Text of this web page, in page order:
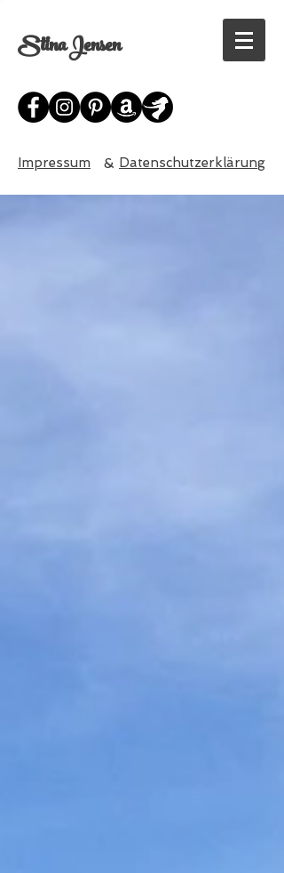
Stina Jensen
Impressum & Datenschutzerklärung